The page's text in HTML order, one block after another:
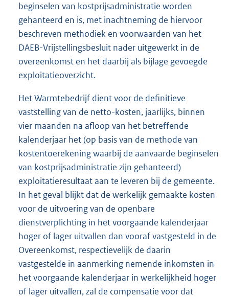
beginselen van kostprijsadministratie worden
gehanteerd en is, met inachtneming de hiervoor
beschreven methodiek en voorwaarden van het
DAEB-Vrijstellingsbesluit nader uitgewerkt in de
overeenkomst en het daarbij als bijlage gevoegde
exploitatieoverzicht.
Het Warmtebedrijf dient voor de definitieve
vaststelling van de netto-kosten, jaarlijks, binnen
vier maanden na afloop van het betreffende
kalenderjaar het (op basis van de methode van
kostentoerekening waarbij de aanvaarde beginselen
van kostprijsadministratie zijn gehanteerd)
exploitatieresultaat aan te leveren bij de gemeente.
In het geval blijkt dat de werkelijk gemaakte kosten
voor de uitvoering van de openbare
dienstverplichting in het voorgaande kalenderjaar
hoger of lager uitvallen dan vooraf vastgesteld in de
Overeenkomst, respectievelijk de daarin
vastgestelde in aanmerking nemende inkomsten in
het voorgaande kalenderjaar in werkelijkheid hoger
of lager uitvallen, zal de compensatie voor dat